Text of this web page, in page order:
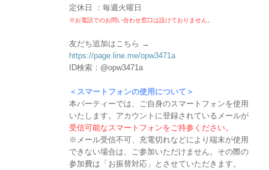
定休日 ：毎週火曜日
※お電話でのお問い合わせ窓口は設けておりません。
友だち追加はこちら →
https://page.line.me/opw3471a
ID検索：@opw3471a
＜スマートフォンの使用について＞
本パーティーでは、ご自身のスマートフォンを使用
いたします。アカウントに登録されているメールが
受信可能なスマートフォンをご持参ください。
※メール受信不可、充電切れなどにより端末が使用
できない場合は、ご参加いただけません。その際の
参加費は「お振替対応」とさせていただきます。